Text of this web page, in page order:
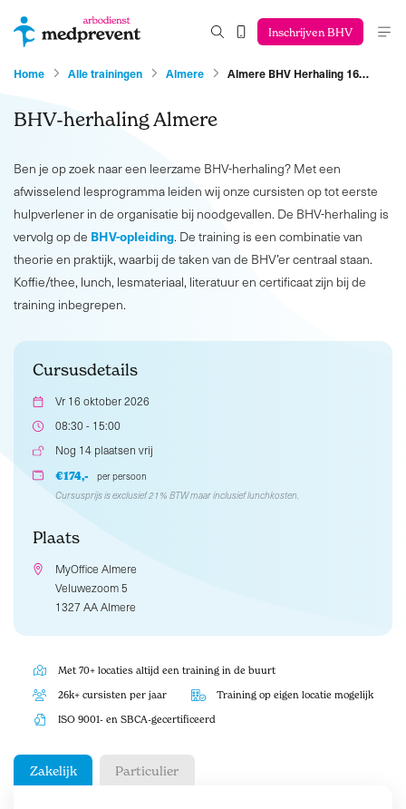
Inschrijven BHV
Home Alle trainingen Almere Almere BHV Herhaling 16…
BHV-herhaling Almere
Ben je op zoek naar een leerzame BHV-herhaling? Met een
afwisselend lesprogramma leiden wij onze cursisten op tot eerste
hulpverlener in de organisatie bij noodgevallen. De BHV-herhaling is
vervolg op de BHV-opleiding. De training is een combinatie van
theorie en praktijk, waarbij de taken van de BHV’er centraal staan.
Koffie/thee, lunch, lesmateriaal, literatuur en certificaat zijn bij de
training inbegrepen.
Cursusdetails
Vr 16 oktober 2026
08:30 - 15:00
Nog 14 plaatsen vrij
€174,-
per persoon
Cursusprijs is exclusief 21% BTW maar inclusief lunchkosten.
Plaats
MyOffice Almere
Veluwezoom 5
1327 AA Almere
Met 70+ locaties altijd een training in de buurt
26k+ cursisten per jaar Training op eigen locatie mogelijk
ISO 9001- en SBCA-gecertificeerd
Zakelijk Particulier